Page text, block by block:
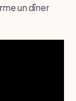
un dîner